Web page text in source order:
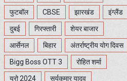
फुटबॉल CBSE झारखंड इंग्लैंड
दुबई गिरफ्तारी शेयर बाजार
आर्सेनल बिहार अंतर्राष्ट्रीय योग दिवस
Bigg Boss OTT 3 रोहित शर्मा
यूरो 2024 सूर्यकुमार यादव